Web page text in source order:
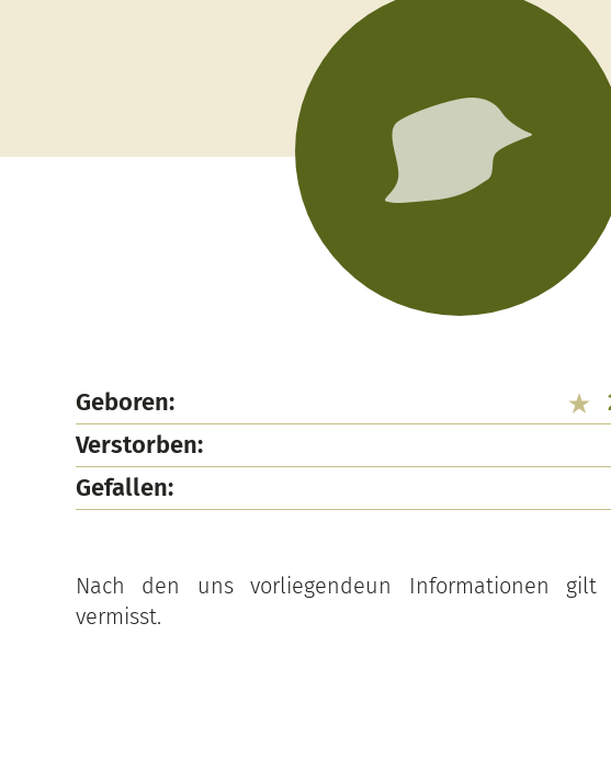
Geboren:
Verstorben:
Gefallen:
Nach den uns vorliegendeun Informationen gilt
vermisst.